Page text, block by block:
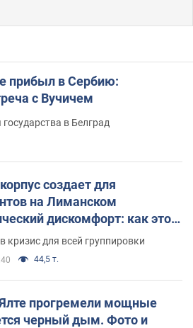
прибыл в Сербию:
с Вучичем
в Белград
создает для
на Лиманском
дискомфорт: как это
кризис для всей группировки
44,5 т.
прогремели мощные
черный дым. Фото и